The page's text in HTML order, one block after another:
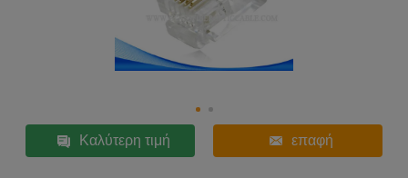
Καλύτερη τιμή επαφή